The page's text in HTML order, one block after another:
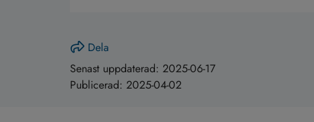
Dela
Senast uppdaterad: 2025-06-17
Publicerad: 2025-04-02